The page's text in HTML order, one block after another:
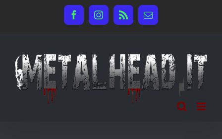
FacebookInstagram
Rss Email